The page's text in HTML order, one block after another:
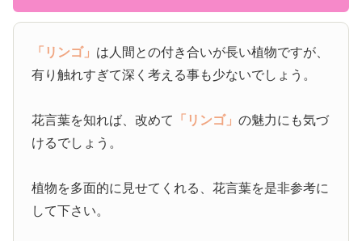
「リンゴ」 は人間との付き合いが長い植物ですが、
有り触れすぎて深く考える事も少ないでしょう。
花言葉を知れば、改めて 「リンゴ」の魅力にも気づ
けるでしょう。
植物を多面的に見せてくれる、花言葉を是非参考に
して下さい。